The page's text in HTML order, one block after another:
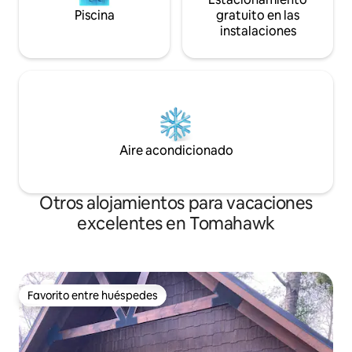
Piscina
gratuito en las
instalaciones
Aire acondicionado
Otros alojamientos para vacaciones
excelentes en Tomahawk
Favorito entre huéspedes
Favorito entre huéspedes